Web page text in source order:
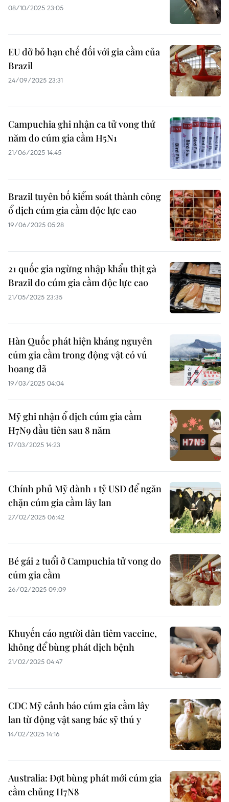
08/10/2025 23:05
EU dỡ bỏ hạn chế đối với gia cầm của
Brazil
24/09/2025 23:31
Campuchia ghi nhận ca tử vong thứ
năm do cúm gia cầm H5N1
21/06/2025 14:45
Brazil tuyên bố kiểm soát thành công
ổ dịch cúm gia cầm độc lực cao
19/06/2025 05:28
21 quốc gia ngừng nhập khẩu thịt gà
Brazil do cúm gia cầm độc lực cao
21/05/2025 23:35
Hàn Quốc phát hiện kháng nguyên
cúm gia cầm trong động vật có vú
hoang dã
19/03/2025 04:04
Mỹ ghi nhận ổ dịch cúm gia cầm
H7N9 đầu tiên sau 8 năm
17/03/2025 14:23
Chính phủ Mỹ dành 1 tỷ USD để ngăn
chặn cúm gia cầm lây lan
27/02/2025 06:42
Bé gái 2 tuổi ở Campuchia tử vong do
cúm gia cầm
26/02/2025 09:09
Khuyến cáo người dân tiêm vaccine,
không để bùng phát dịch bệnh
21/02/2025 04:47
CDC Mỹ cảnh báo cúm gia cầm lây
lan từ động vật sang bác sỹ thú y
14/02/2025 14:16
Australia: Đợt bùng phát mới cúm gia
cầm chủng H7N8